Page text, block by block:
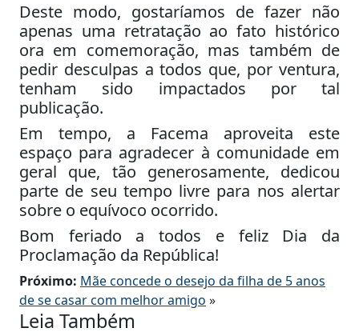
Deste modo, gostaríamos de fazer não
apenas uma retratação ao fato histórico
ora em comemoração, mas também de
pedir desculpas a todos que, por ventura,
tenham sido impactados por tal
publicação.
Em tempo, a Facema aproveita este
espaço para agradecer à comunidade em
geral que, tão generosamente, dedicou
parte de seu tempo livre para nos alertar
sobre o equívoco ocorrido.
Bom feriado a todos e feliz Dia da
Proclamação da República!
Próximo: Mãe concede o desejo da filha de 5 anos
de se casar com melhor amigo »
Leia Também